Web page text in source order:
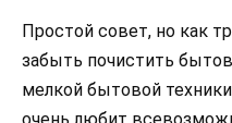
Простой совет, но как
забыть почистить
мелкой бытовой
очень любит